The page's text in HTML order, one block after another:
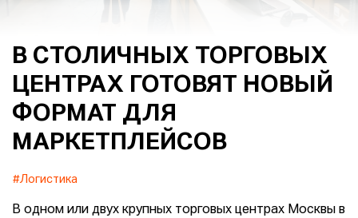
В СТОЛИЧНЫХ ТОРГОВЫХ
ЦЕНТРАХ ГОТОВЯТ НОВЫЙ
ФОРМАТ ДЛЯ
МАРКЕТПЛЕЙСОВ
#Логистика
В одном или двух крупных торговых центрах Москвы в